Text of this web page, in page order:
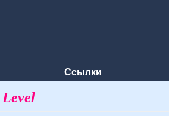
Ссылки